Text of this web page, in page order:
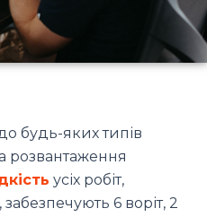
будь-яких типів
розвантаження
усіх робіт,
6 воріт, 2